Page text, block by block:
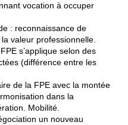
vocation à occuper
: reconnaissance de
valeur professionnelle.
s’applique selon des
(différence entre les
de la FPE avec la montée
dans la
Mobilité.
un nouveau